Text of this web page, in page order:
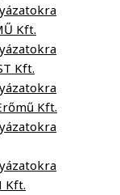
Kft.
Kft.
Kft.
Kft.